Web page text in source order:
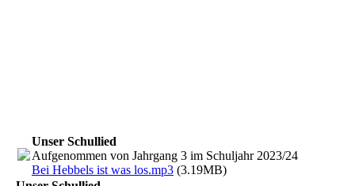
Unser Schullied
Aufgenommen von Jahrgang 3 im Schuljahr 2023/24
Bei Hebbels ist was los.mp3 (3.19MB)